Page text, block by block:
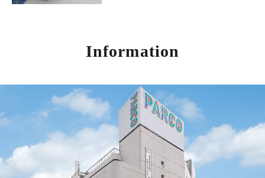
Information